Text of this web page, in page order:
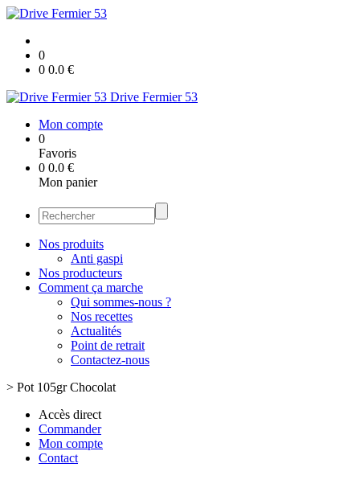
0
0 0.0 €
Drive Fermier 53
Mon compte
0
Favoris
0 0.0 €
Mon panier
Nos produits
Anti gaspi
Nos producteurs
Comment ça marche
Qui sommes-nous ?
Nos recettes
Actualités
Point de retrait
Contactez-nous
> Pot 105gr Chocolat
Accès direct
Commander
Mon compte
Contact